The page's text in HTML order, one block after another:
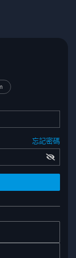
忘記密碼